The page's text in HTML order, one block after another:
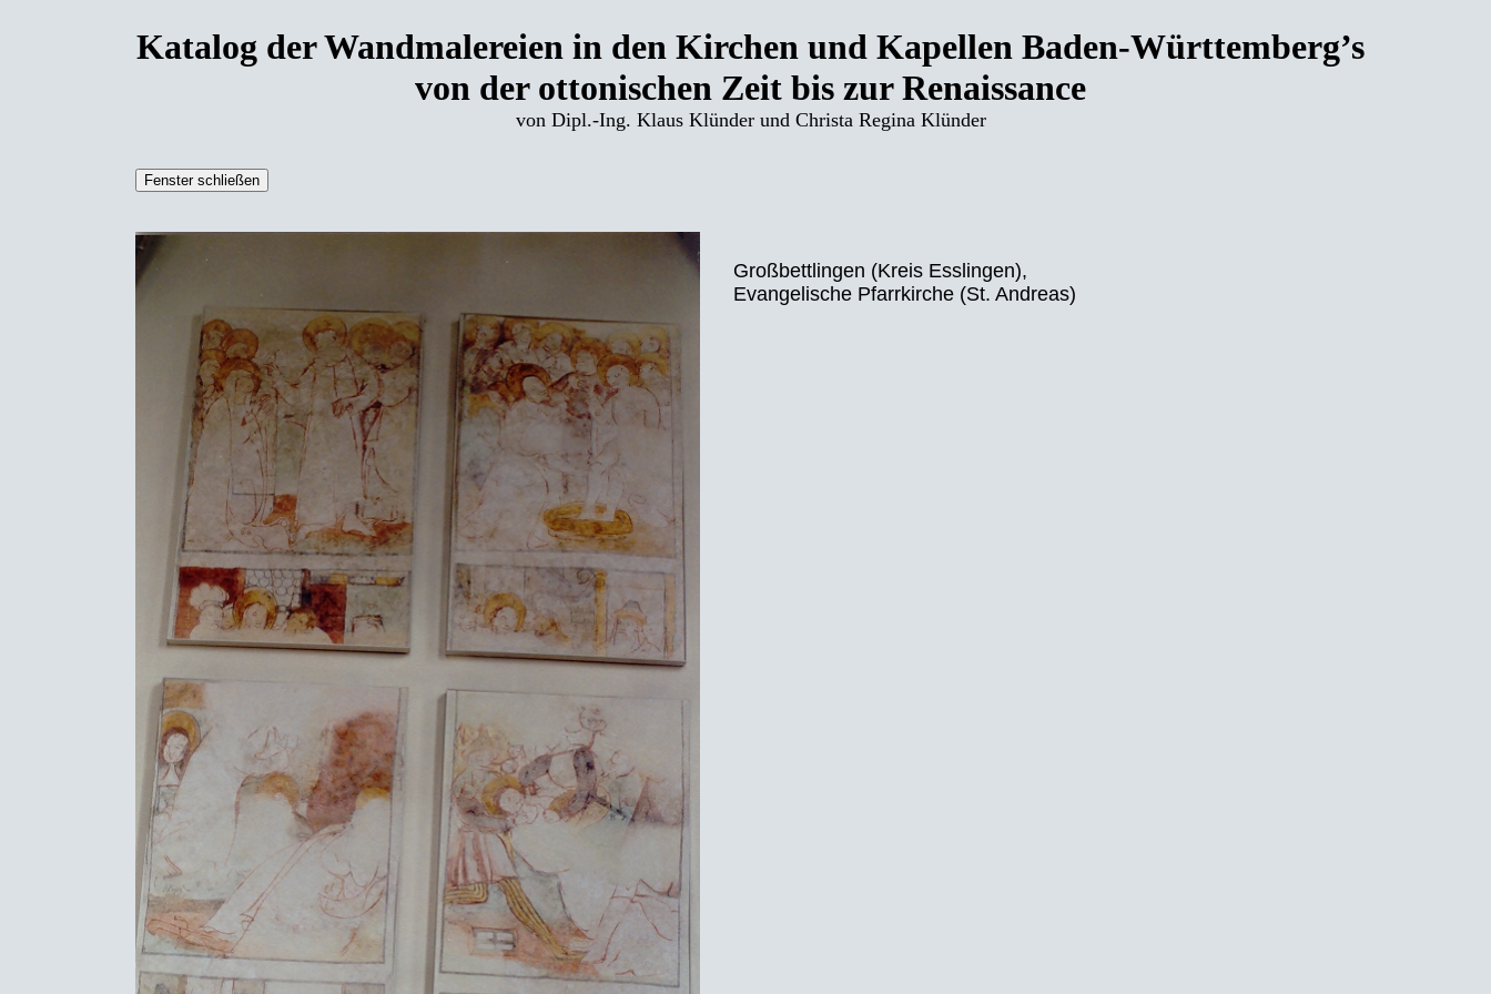
Katalog der Wandmalereien in den Kirchen und Kapellen Baden-Württemberg’s
von der ottonischen Zeit bis zur Renaissance
von Dipl.-Ing. Klaus Klünder und Christa Regina Klünder
Großbettlingen (Kreis Esslingen),
Evangelische Pfarrkirche (St. Andreas)